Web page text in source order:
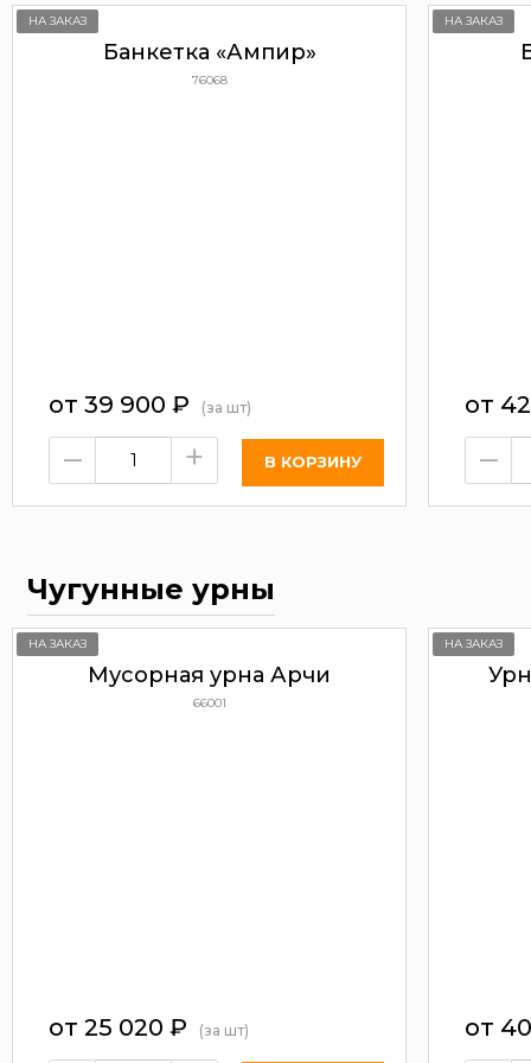
Банкетка «Ампир»
76068
НА ЗАКАЗ
от 39 900 ₽ (за шт)
– +
НА ЗАКАЗ
от
–
Чугунные урны
Мусорная урна Арчи
66001
НА ЗАКАЗ
от 25 020 ₽ (за шт)
НА ЗАКАЗ
от